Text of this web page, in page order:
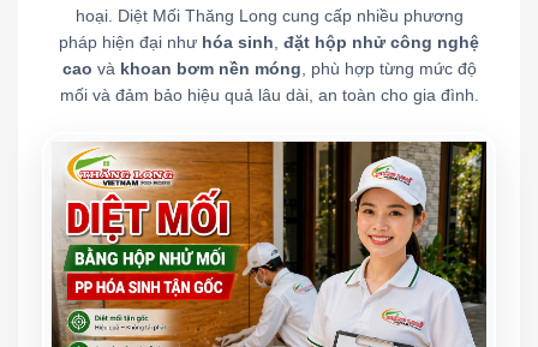
hoại. Diệt Mối Thăng Long cung cấp nhiều phương
pháp hiện đại như hóa sinh đặt hộp nhử công nghệ
cao và khoan bơm nền móng , phù hợp từng mức độ
mối và đảm bảo hiệu quả lâu dài, an toàn cho gia đình.